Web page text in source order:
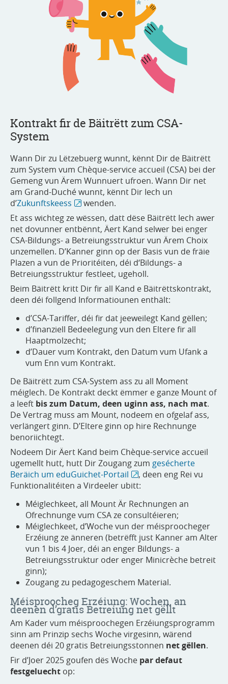
Kontrakt fir de Bäitrëtt zum CSA-
System
Wann Dir zu Lëtzebuerg wunnt, kënnt Dir de Bäitrëtt
zum System vum Chèque-service accueil (CSA) bei der
Gemeng vun Ärem Wunnuert ufroen. Wann Dir net
am Grand-Duché wunnt, kënnt Dir Iech un
d’Zukunftskeess
wenden.
Et ass wichteg ze wëssen, datt dëse Bäitrëtt Iech awer
net dovunner entbënnt, Äert Kand selwer bei enger
CSA-Bildungs- a Betreiungsstruktur vun Ärem Choix
unzemellen. D’Kanner ginn op der Basis vun de fräie
Plazen a vun de Prioritéiten, déi d‘Bildungs- a
Betreiungsstruktur festleet, ugeholl.
Beim Bäitrëtt kritt Dir fir all Kand e Bäitrëttskontrakt,
deen déi follgend Informatiounen enthält:
d’CSA-Tariffer, déi fir dat jeeweilegt Kand gëllen;
d’finanziell Bedeelegung vun den Eltere fir all
Haaptmolzecht;
d’Dauer vum Kontrakt, den Datum vum Ufank a
vum Enn vum Kontrakt.
De Bäitrëtt zum CSA-System ass zu all Moment
méiglech. De Kontrakt deckt ëmmer e ganze Mount of
a leeft bis zum Datum, deen uginn ass, nach mat.
De Vertrag muss am Mount, nodeem en ofgelaf ass,
verlängert ginn. D’Eltere ginn op hire Rechnunge
benoriichtegt.
Nodeem Dir Äert Kand beim Chèque-service accueil
ugemellt hutt, hutt Dir Zougang zum gesécherte
Beräich um eduGuichet-Portail
, deen eng Rei vu
Funktionalitéiten a Virdeeler ubitt:
Méiglechkeet, all Mount Är Rechnungen an
Ofrechnunge vum CSA ze consultéieren;
Méiglechkeet, d’Woche vun der méisproocheger
Erzéiung ze änneren (betrëfft just Kanner am Alter
vun 1 bis 4 Joer, déi an enger Bildungs- a
Betreiungsstruktur oder enger Minicrèche betreit
ginn);
Zougang zu pedagogeschem Material.
Méisproocheg Erzéiung: Wochen, an
deenen d’gratis Betreiung net gëllt
Am Kader vum méisproochegen Erzéiungsprogramm
sinn am Prinzip sechs Woche virgesinn, wärend
deenen déi 20 gratis Betreiungsstonnen net gëllen.
Fir d’Joer 2025 goufen dës Woche par defaut
festgeluecht op: